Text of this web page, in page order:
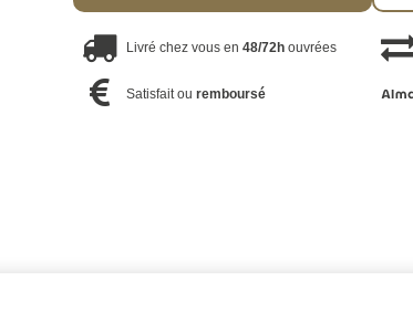
Livré chez vous en48/72h ouvrées
Satisfait ouremboursé